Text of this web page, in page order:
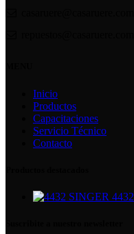
Inicio
Productos
Capacitaciones
Servicio Técnico
Contacto
SINGER 4432